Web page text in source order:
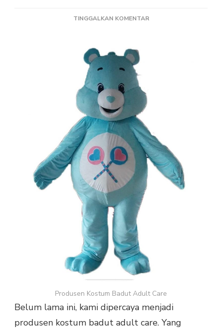
TINGGALKAN KOMENTARPADA
Produsen Kostum Badut Adult Care
Belum lama ini, kami dipercaya menjadi
produsen kostum badut adult care. Yang